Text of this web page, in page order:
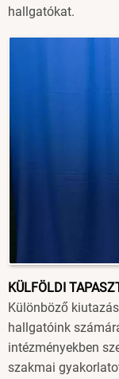
hallgatókat.
KÜLFÖLDI
Különböző
hallgatóink
intézményekben
szakmai